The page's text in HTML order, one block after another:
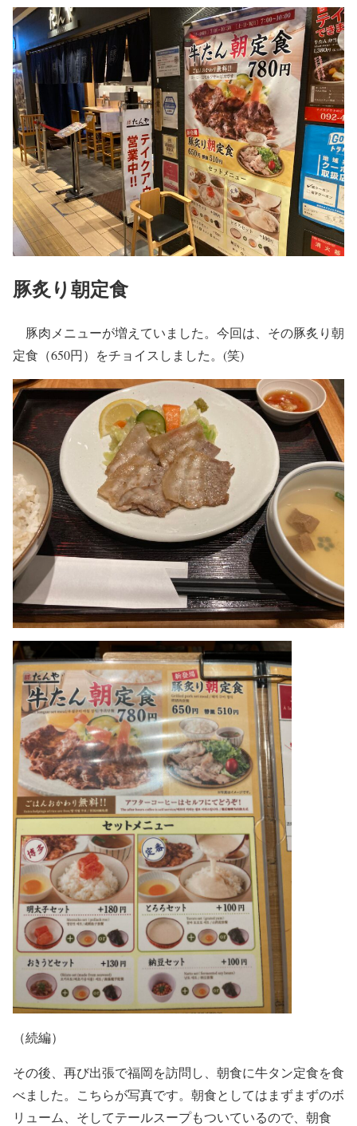
豚炙り朝定食
豚肉メニューが増えていました。今回は、その豚炙り朝
定食（650円）をチョイスしました。(笑)
（続編）
その後、再び出張で福岡を訪問し、朝食に牛タン定食を食
べました。こちらが写真です。朝食としてはまずまずのボ
リューム、そしてテールスープもついているので、朝食